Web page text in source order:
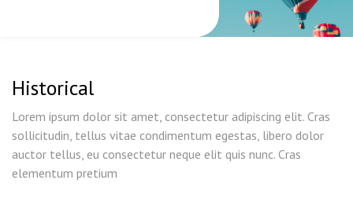
Historical
Lorem ipsum dolor sit amet, consectetur adipiscing elit. Cras
sollicitudin, tellus vitae condimentum egestas, libero dolor
auctor tellus, eu consectetur neque elit quis nunc. Cras
elementum pretium